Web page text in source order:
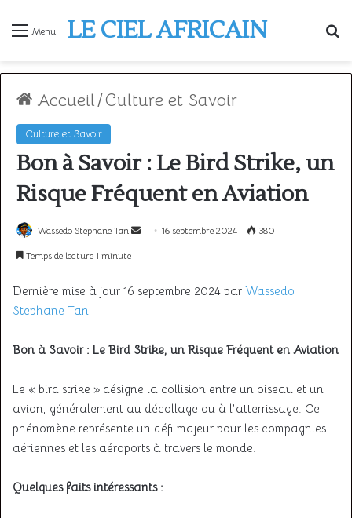
Menu LE CIEL AFRICAIN
Accueil/Culture et Savoir
Culture et Savoir
Bon à Savoir : Le Bird Strike, un
Risque Fréquent en Aviation
Wassedo Stephane Tan
Envoyer16 septembre 2024 380
Temps de lecture 1 minute
Dernière mise à jour 16 septembre 2024 par Wassedo
Stephane Tan
Bon à Savoir : Le Bird Strike, un Risque Fréquent en Aviation
Le « bird strike » désigne la collision entre un oiseau et un
avion, généralement au décollage ou à l’atterrissage. Ce
phénomène représente un défi majeur pour les compagnies
aériennes et les aéroports à travers le monde.
Quelques faits intéressants :